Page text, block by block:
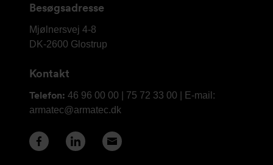
Besøgsadresse
Armatec
A/S
Mjølnersvej 4-8
DK-2600 Glostrup
Kontakt
Telefon: 46 96 00 00 | 75 72 33 00 | E-mail:
armatec@armatec.dk